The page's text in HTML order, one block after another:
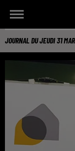
JOURNAL DU JEUDI 31